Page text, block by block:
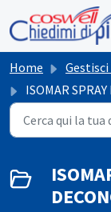
Salta al
Home Gestisci le tue
ISOMAR SPRAY NO GAS